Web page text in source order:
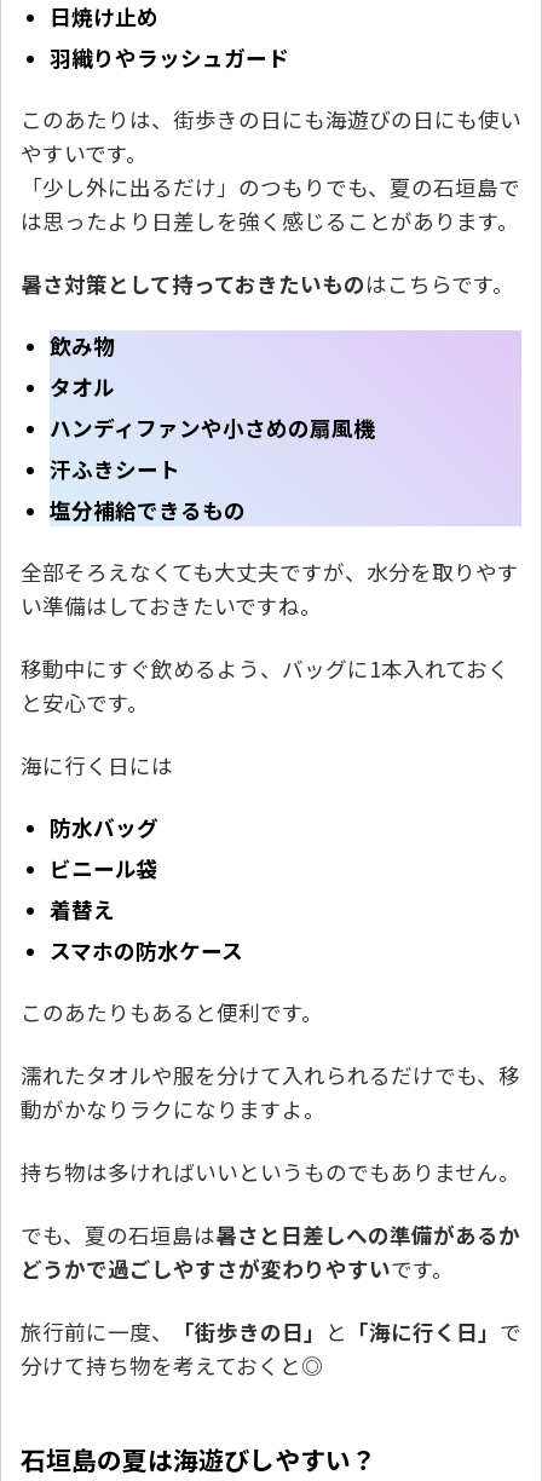
日焼け止め
羽織りやラッシュガード
このあたりは、街歩きの日にも海遊びの日にも使い
やすいです。
「少し外に出るだけ」のつもりでも、夏の石垣島で
は思ったより日差しを強く感じることがあります。
暑さ対策として持っておきたいものはこちらです。
飲み物
タオル
ハンディファンや小さめの扇風機
汗ふきシート
塩分補給できるもの
全部そろえなくても大丈夫ですが、水分を取りやす
い準備はしておきたいですね。
移動中にすぐ飲めるよう、バッグに1本入れておく
と安心です。
海に行く日には
防水バッグ
ビニール袋
着替え
スマホの防水ケース
このあたりもあると便利です。
濡れたタオルや服を分けて入れられるだけでも、移
動がかなりラクになりますよ。
持ち物は多ければいいというものでもありません。
でも、夏の石垣島は暑さと日差しへの準備があるか
どうかで過ごしやすさが変わりやすいです。
旅行前に一度、 「街歩きの日」 と 「海に行く日」 で
分けて持ち物を考えておくと◎
石垣島の夏は海遊びしやすい？